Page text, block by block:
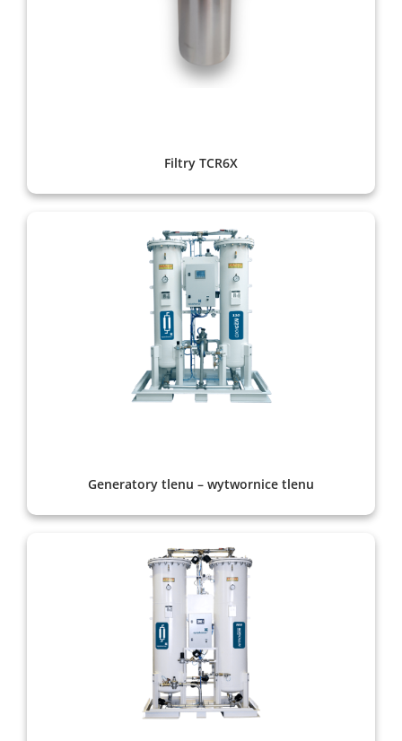
Filtry TCR6X
Generatory tlenu – wytwornice tlenu